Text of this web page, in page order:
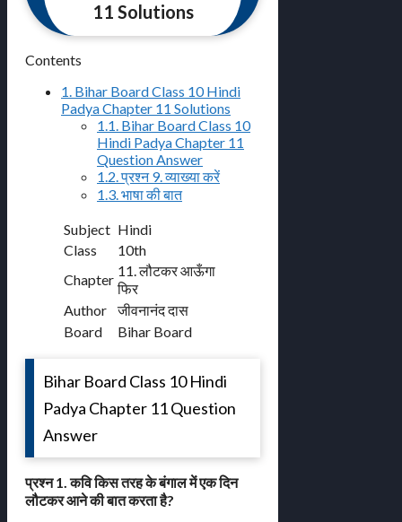
11 Solutions
Contents
1. Bihar Board Class 10 Hindi
Padya Chapter 11 Solutions
1.1. Bihar Board Class 10
Hindi Padya Chapter 11
Question Answer
1.2. प्रश्न 9. व्याख्या करें
1.3. भाषा की बात
Subject Hindi
Class
10th
Chapter
11. लौटकर आऊँगा
फिर
Author
जीवनानंद दास
Board
Bihar Board
Bihar Board Class 10 Hindi
Padya Chapter 11 Question
Answer
प्रश्न 1. कवि किस तरह के बंगाल में एक दिन
लौटकर आने की बात करता है?